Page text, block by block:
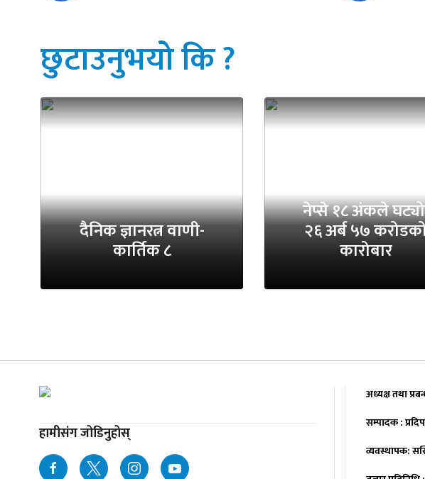
छुटाउनुभयो कि ?
दैनिक ज्ञानरत्न वाणी-
कार्तिक ८
नेप्से १८ अंकले
२६ अर्ब ५७
कारोबार
हामीसंग जोडिनुहोस्
अध्यक्ष तथा
सम्पादक :
व्यवस्थापक: